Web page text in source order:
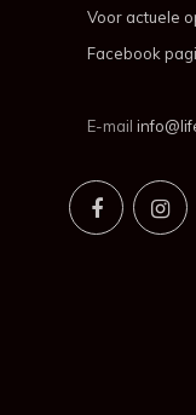
Voor actuele
Facebook
E-mail